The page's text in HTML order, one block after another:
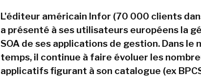
L'éditeur américain Infor (70 000 clients
a présenté à ses utilisateurs européens la
SOA de ses applications de gestion. Dans le
temps, il continue à faire évoluer les
applicatifs figurant à son catalogue (ex